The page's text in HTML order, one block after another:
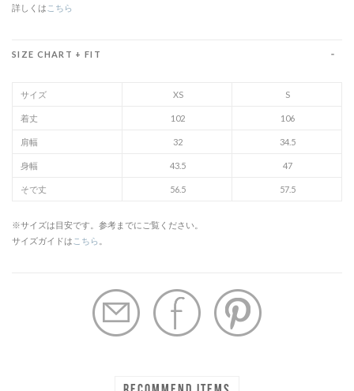
詳しくは こちら
SIZE CHART + FIT
サイズ
着丈
肩幅
身幅
そで丈
XS
102
32
43.5
56.5
S
106
34.5
47
57.5
※サイズは目安です。参考までにご覧ください。
サイズガイドは こちら